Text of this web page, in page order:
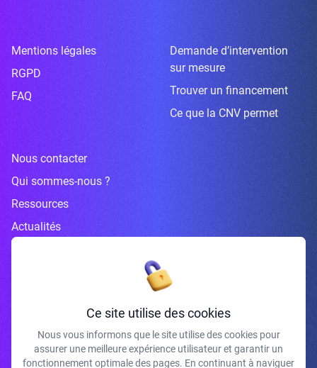
Mentions légales
RGPD
FAQ
Demande d’intervention
sur mesure
Trouver un financement
Ce que la CNV permet
Nous contacter
Qui sommes-nous ?
Ressources
Actualités
Inscrivez-vous à la newsletter
J'accepte de recevoir vos e-mails et confirme avoir pris connaissance de
Ce site utilise des cookies
Nous vous informons que le site utilise des cookies pour
assurer une meilleure expérience utilisateur et garantir un
fonctionnement optimale des pages. En continuant à naviguer